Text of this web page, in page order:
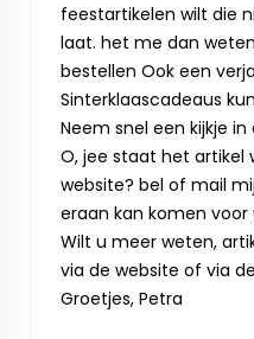
feestartikelen wilt die
laat. het me dan
bestellen Ook een
Sinterklaascadeaus
Neem snel een kijkje
O, jee staat het artikel
website? bel of mail
eraan kan komen
Wilt u meer weten,
via de website of via
Groetjes, Petra